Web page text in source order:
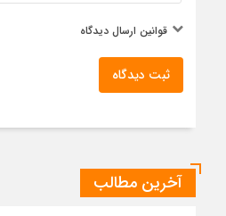
قوانین ارسال دیدگاه
ثبت دیدگاه
آخرین مطالب